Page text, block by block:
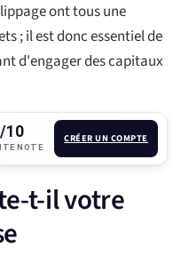
ont tous une
; il est donc essentiel de
d'engager des capitaux
10
NOTE
CRÉER UN COMPTE
t-il votre